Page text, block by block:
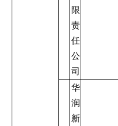
限
责
任
公
司
华
润
新